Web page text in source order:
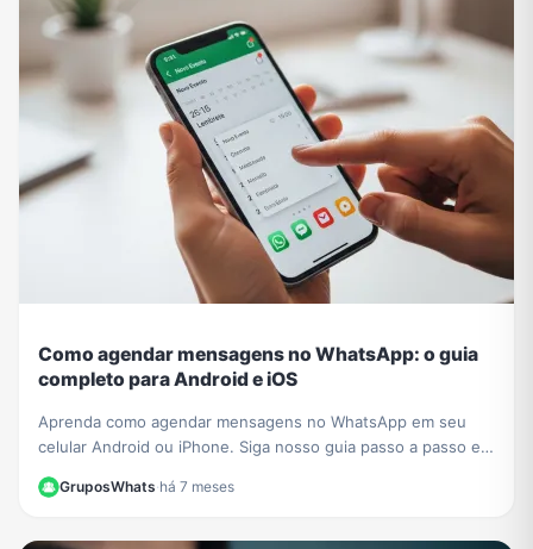
Como agendar mensagens no WhatsApp: o guia
completo para Android e iOS
Aprenda como agendar mensagens no WhatsApp em seu
celular Android ou iPhone. Siga nosso guia passo a passo e
nunca mais se esqueça de um recado importante!
GruposWhats·há 7 meses